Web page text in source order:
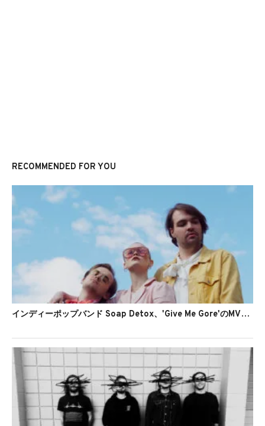
RECOMMENDED FOR YOU
インディーポップバンド Soap Detox、'Give Me Gore'のMVを公開